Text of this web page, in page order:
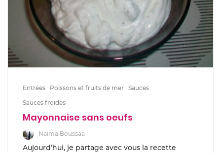
Entrées Poissons et fruits de mer Sauces
Sauces froides
Mayonnaise sans oeufs
Naima Boussaa
Aujourd’hui, je partage avec vous la recette